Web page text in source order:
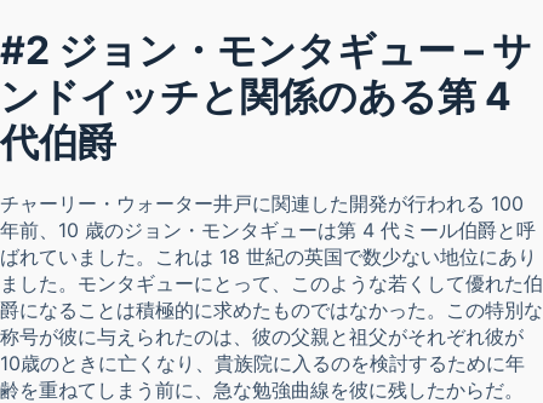
#2 ジョン・モンタギュー – サ
ンドイッチと関係のある第 4
代伯爵
チャーリー・ウォーター井戸に関連した開発が行われる 100
年前、10 歳のジョン・モンタギューは第 4 代ミール伯爵と呼
ばれていました。これは 18 世紀の英国で数少ない地位にあり
ました。モンタギューにとって、このような若くして優れた伯
爵になることは積極的に求めたものではなかった。この特別な
称号が彼に与えられたのは、彼の父親と祖父がそれぞれ彼が
10歳のときに亡くなり、貴族院に入るのを検討するために年
齢を重ねてしまう前に、急な勉強曲線を彼に残したからだ。